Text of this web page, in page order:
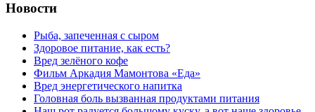
Новости
Рыба, запеченная с сыром
Здоровое питание, как есть?
Вред зелёного кофе
Фильм Аркадия Мамонтова «Еда»
Вред энергетического напитка
Головная боль вызванная продуктами питания